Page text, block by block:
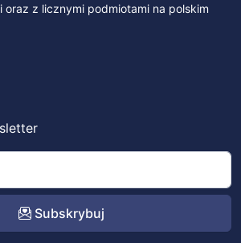
oraz z licznymi podmiotami na polskim
Subskrybuj